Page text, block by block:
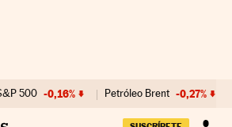
500 -0,16% Petróleo Brent -0,27%